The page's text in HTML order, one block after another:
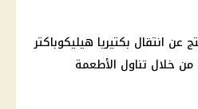
انتقال بكتيريا هيليكوباكتر
خلال تناول الأطعمة